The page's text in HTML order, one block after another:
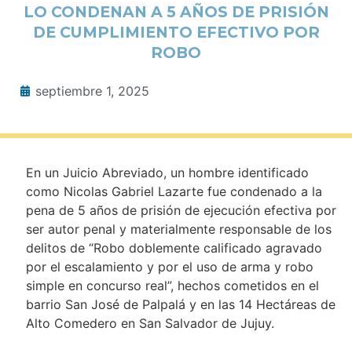
LO CONDENAN A 5 AÑOS DE PRISIÓN
DE CUMPLIMIENTO EFECTIVO POR
ROBO
septiembre 1, 2025
En un Juicio Abreviado, un hombre identificado
como Nicolas Gabriel Lazarte fue condenado a la
pena de 5 años de prisión de ejecución efectiva por
ser autor penal y materialmente responsable de los
delitos de “Robo doblemente calificado agravado
por el escalamiento y por el uso de arma y robo
simple en concurso real”, hechos cometidos en el
barrio San José de Palpalá y en las 14 Hectáreas de
Alto Comedero en San Salvador de Jujuy.